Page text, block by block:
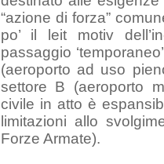
“azione di forza”
po’ il leit motiv
passaggio
(aeroporto ad uso
settore B (aeroporto
civile in atto è
limitazioni allo
Forze Armate).